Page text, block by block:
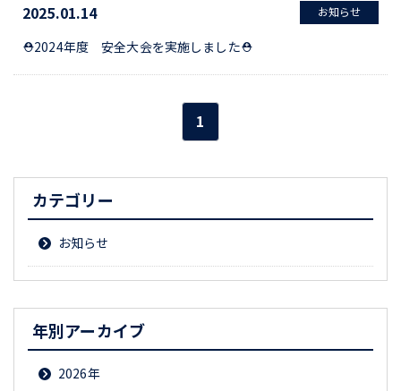
2025.01.14 お知らせ
⛑2024年度 安全大会を実施しました⛑
1
カテゴリー
お知らせ
年別アーカイブ
2026